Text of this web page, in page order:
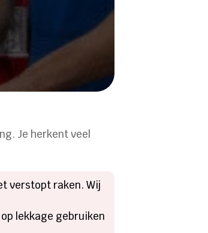
Je herkent veel
verstopt raken. Wij
lekkage gebruiken